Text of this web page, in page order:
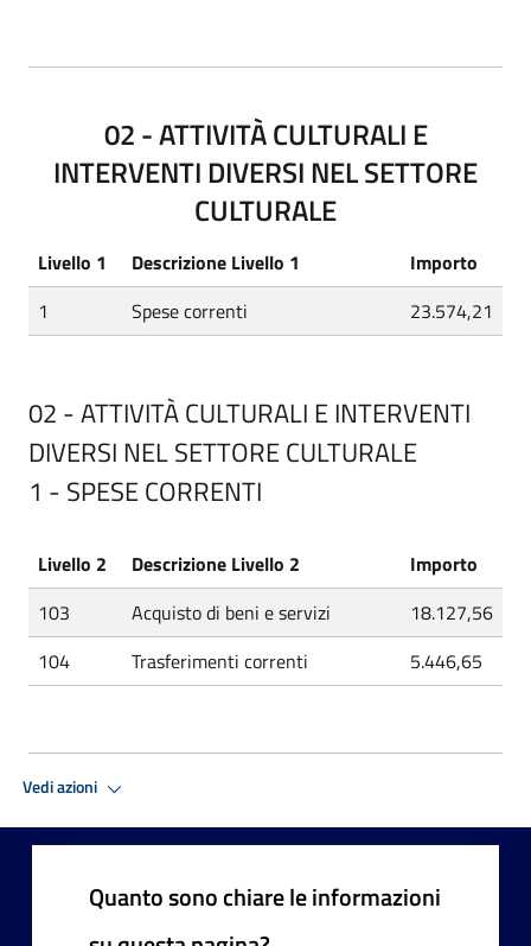
02 - ATTIVITÀ CULTURALI E
INTERVENTI DIVERSI NEL SETTORE
CULTURALE
Livello 1 Descrizione Livello 1
Importo
1
Spese correnti 23.574,21
02 - ATTIVITÀ CULTURALI E INTERVENTI
DIVERSI NEL SETTORE CULTURALE
1 - SPESE CORRENTI
Livello 2 Descrizione Livello 2
Importo
103
Acquisto di beni e servizi
18.127,56
104
Trasferimenti correnti 5.446,65
Vedi azioni
Quanto sono chiare le informazioni